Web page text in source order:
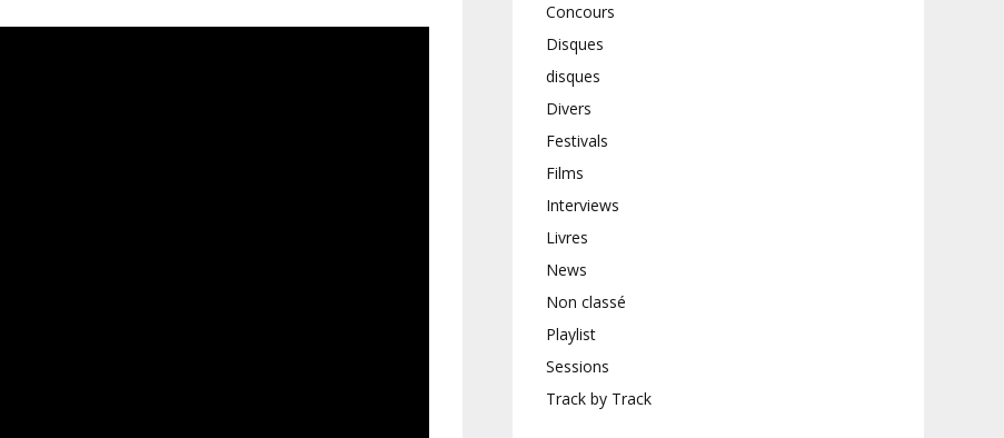
Concours
Disques
disques
Divers
Festivals
Films
Interviews
Livres
News
Non classé
Playlist
Sessions
Track by Track